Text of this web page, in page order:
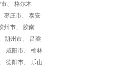
、 格尔木
枣庄市、 泰安
州市、 胶南
朔州市、 吕梁
咸阳市、 榆林
德阳市、 乐山